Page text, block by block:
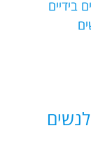
בידיים